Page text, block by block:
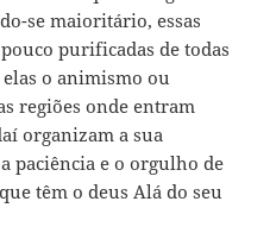
se maioritário, essas
purificadas de todas
o animismo ou
regiões onde entram
organizam a sua
paciência e o orgulho de
têm o deus Alá do seu